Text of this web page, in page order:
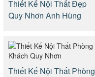
Thiết Kế Nội Thất Đẹp
Quy Nhơn Anh Hùng
Thiết Kế Nội Thất Phòng